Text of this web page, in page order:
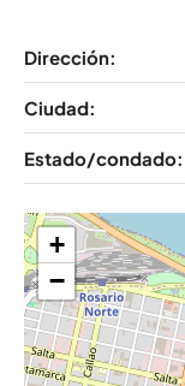
Dirección:
Ciudad:
Estado/condado:
+
−